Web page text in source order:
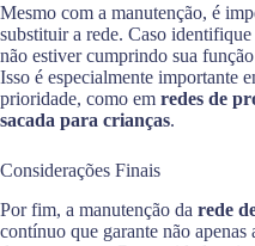
Mesmo com a manutenção, é
substituir a rede. Caso
não estiver cumprindo sua
Isso é especialmente importante
prioridade, como em redes de
sacada para crianças.
Considerações Finais
Por fim, a manutenção da rede
contínuo que garante não apenas